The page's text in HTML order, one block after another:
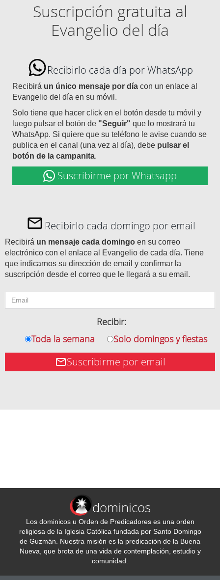
Suscripción gratuita al
Evangelio del día
Recibirlo cada día por WhatsApp
Recibirá un único mensaje por día con un enlace al
Evangelio del día en su móvil.
Solo tiene que hacer click en el botón desde tu móvil y
luego pulsar el botón de "Seguir" que lo mostrará tu
WhatsApp. Si quiere que su teléfono le avise cuando se
publica en el canal (una vez al día), debe pulsar el
botón de la campanita.
Suscribirme por Whatsapp
Recibirlo cada domingo por email
Recibirá un mensaje cada domingo en su correo
electrónico con el enlace al Evangelio de cada día. Tiene
que indicarnos su dirección de email y confirmar la
suscripción desde el correo que le llegará a su email.
Recibir:
Toda la semana
Solo domingos y fiestas
Suscribirme por email
dominicos
Los dominicos u Orden de Predicadores es una orden
religiosa de la Iglesia Católica fundada por Santo Domingo
de Guzmán. Nuestra misión es la predicación de la Buena
Nueva, que brota de una vida de contemplación, estudio y
comunidad.